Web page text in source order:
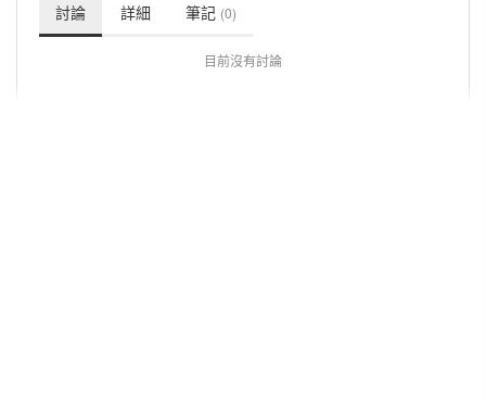
討論 詳細 筆記 (0)
目前沒有討論